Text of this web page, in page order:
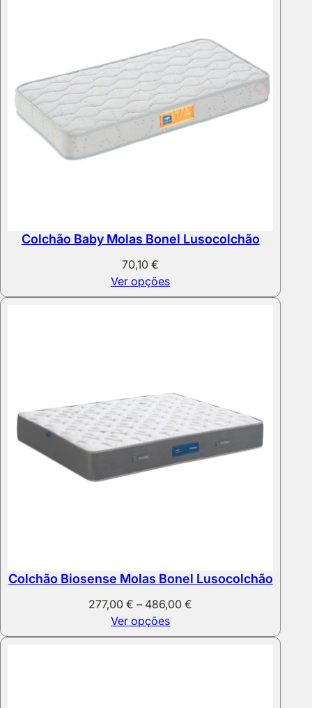
Colchão Baby Molas Bonel Lusocolchão
70,10€
Ver opções
Colchão Biosense Molas Bonel Lusocolchão
277,00€ – 486,00€
277,00 €
Ver opções